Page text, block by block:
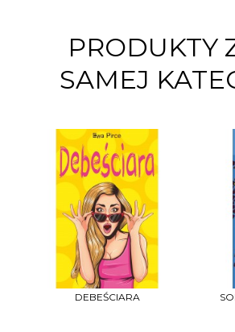
PRODUKTY
SAMEJ
DEBEŚCIARA